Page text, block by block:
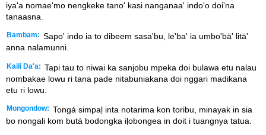
iya'a nomae'mo nengkeke tano' kasi nanganaa' indo'o doi'na
tanaasna.
Bambam: Sapo' indo ia to dibeem sasa'bu, le'ba' ia umbo'bä' litä'
anna nalamunni.
Kaili Da'a: Tapi tau to niwai ka sanjobu mpeka doi bulawa etu nalau
nombakae lowu ri tana pade nitabuniakana doi nggari madikana
etu ri lowu.
Mongondow: Tongá simpaḷ inta notarima kon toribu, minayak in sia
bo nongali kom butá bodongka iḷobongea in doit i tuangnya tatua.